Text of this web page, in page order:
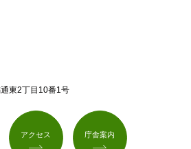
東2丁目10番1号
アクセス 庁舎案内